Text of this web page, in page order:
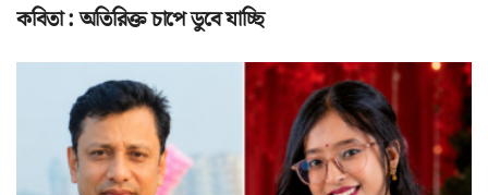
কবিতা : অতিরিক্ত চাপে ডুবে যাচ্ছি